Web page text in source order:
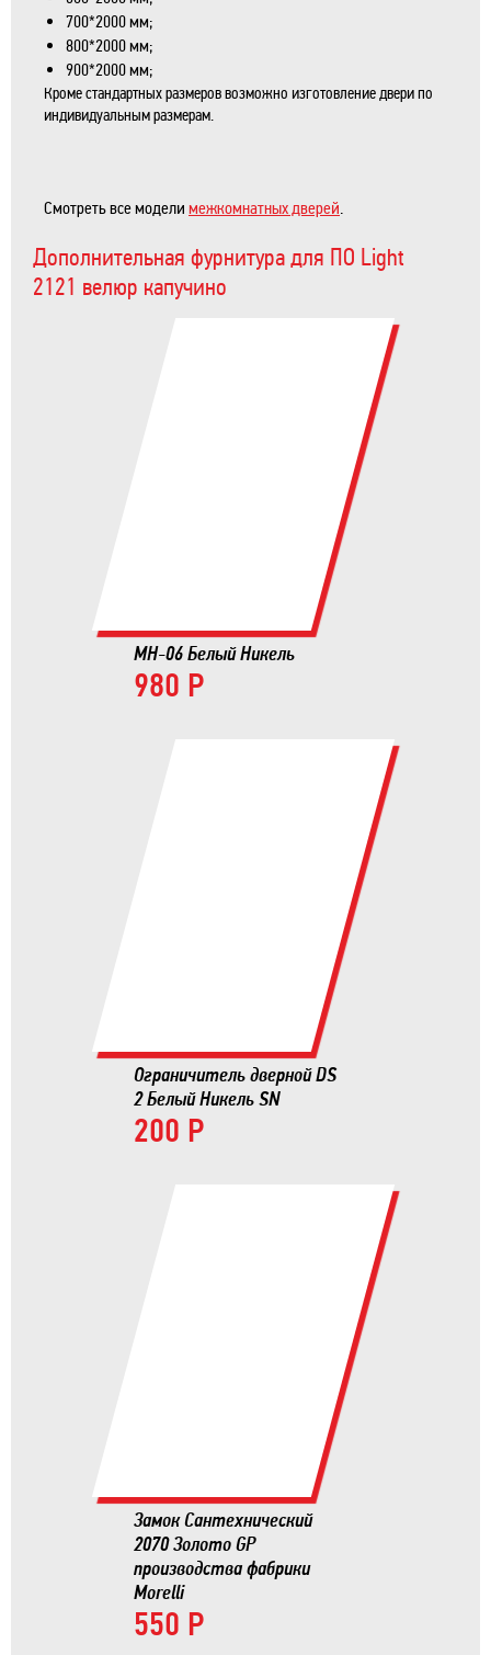
700*2000 мм;
800*2000 мм;
900*2000 мм;
Кроме стандартных размеров возможно изготовление двери по
индивидуальным размерам.
Смотреть все модели межкомнатных дверей.
Дополнительная фурнитура для ПО Light
2121 велюр капучино
MH-06 Белый Никель
980 Р
Ограничитель дверной DS
2 Белый Никель SN
200 Р
Замок Сантехнический
2070 Золото GP
производства фабрики
Morelli
550 Р